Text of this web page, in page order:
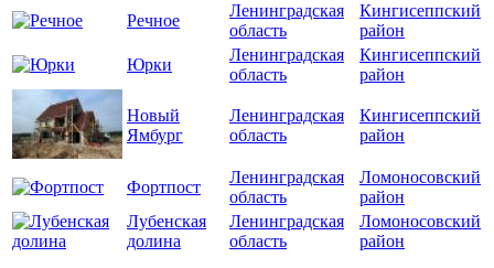
Речное
Ленинградская
область
Кингисеппский
район
Юрки
Ленинградская
область
Кингисеппский
район
Новый
Ямбург
Ленинградская
область
Кингисеппский
район
Фортпост
Ленинградская
область
Ломоносовский
район
Лубенская
долина
Ленинградская
область
Ломоносовский
район